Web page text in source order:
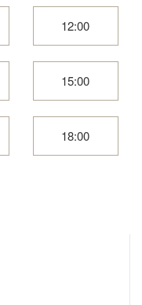
12:00
15:00
18:00